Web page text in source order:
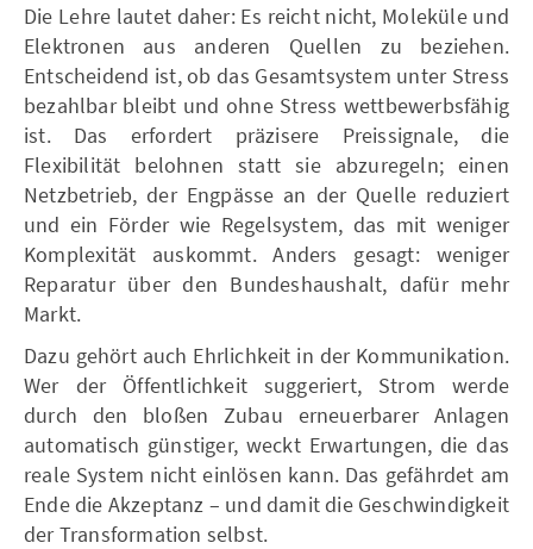
Die Lehre lautet daher: Es reicht nicht, Moleküle und
Elektronen aus anderen Quellen zu beziehen.
Entscheidend ist, ob das Gesamtsystem unter Stress
bezahlbar bleibt und ohne Stress wettbewerbsfähig
ist. Das erfordert präzisere Preissignale, die
Flexibilität belohnen statt sie abzuregeln; einen
Netzbetrieb, der Engpässe an der Quelle reduziert
und ein Förder wie Regelsystem, das mit weniger
Komplexität auskommt. Anders gesagt: weniger
Reparatur über den Bundeshaushalt, dafür mehr
Markt.
Dazu gehört auch Ehrlichkeit in der Kommunikation.
Wer der Öffentlichkeit suggeriert, Strom werde
durch den bloßen Zubau erneuerbarer Anlagen
automatisch günstiger, weckt Erwartungen, die das
reale System nicht einlösen kann. Das gefährdet am
Ende die Akzeptanz – und damit die Geschwindigkeit
der Transformation selbst.